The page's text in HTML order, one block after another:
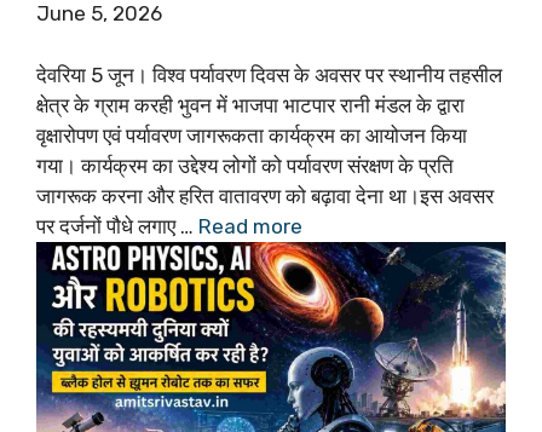
June 5, 2026
देवरिया 5 जून। विश्व पर्यावरण दिवस के अवसर पर स्थानीय तहसील
क्षेत्र के ग्राम करही भुवन में भाजपा भाटपार रानी मंडल के द्वारा
वृक्षारोपण एवं पर्यावरण जागरूकता कार्यक्रम का आयोजन किया
गया। कार्यक्रम का उद्देश्य लोगों को पर्यावरण संरक्षण के प्रति
जागरूक करना और हरित वातावरण को बढ़ावा देना था।इस अवसर
पर दर्जनों पौधे लगाए … Read more